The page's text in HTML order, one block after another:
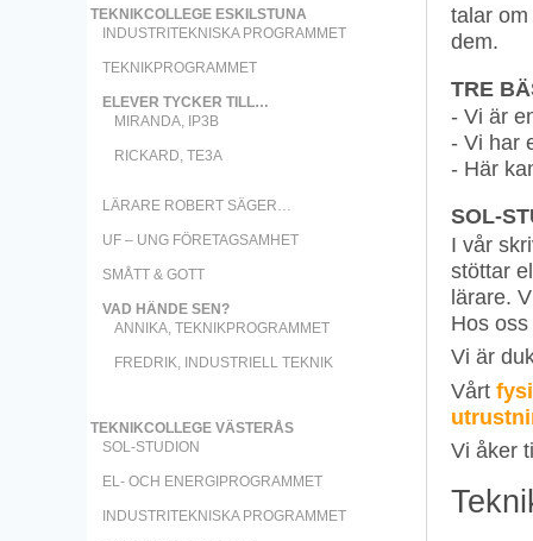
talar
dem.
TRE
- Vi är
- Vi har
- Här
SOL-
I vår
stöttar
lärare.
Hos
Vi är
Vårt
Vi åker
TEKNIKCOLLEGE ESKILSTUNA
INDUSTRITEKNISKA PROGRAMMET
TEKNIKPROGRAMMET
ELEVER TYCKER TILL…
MIRANDA, IP3B
RICKARD, TE3A
LÄRARE ROBERT SÄGER…
UF – UNG FÖRETAGSAMHET
SMÅTT & GOTT
VAD HÄNDE SEN?
ANNIKA, TEKNIKPROGRAMMET
FREDRIK, INDUSTRIELL TEKNIK
TEKNIKCOLLEGE VÄSTERÅS
SOL-STUDION
EL- OCH ENERGIPROGRAMMET
INDUSTRITEKNISKA PROGRAMMET